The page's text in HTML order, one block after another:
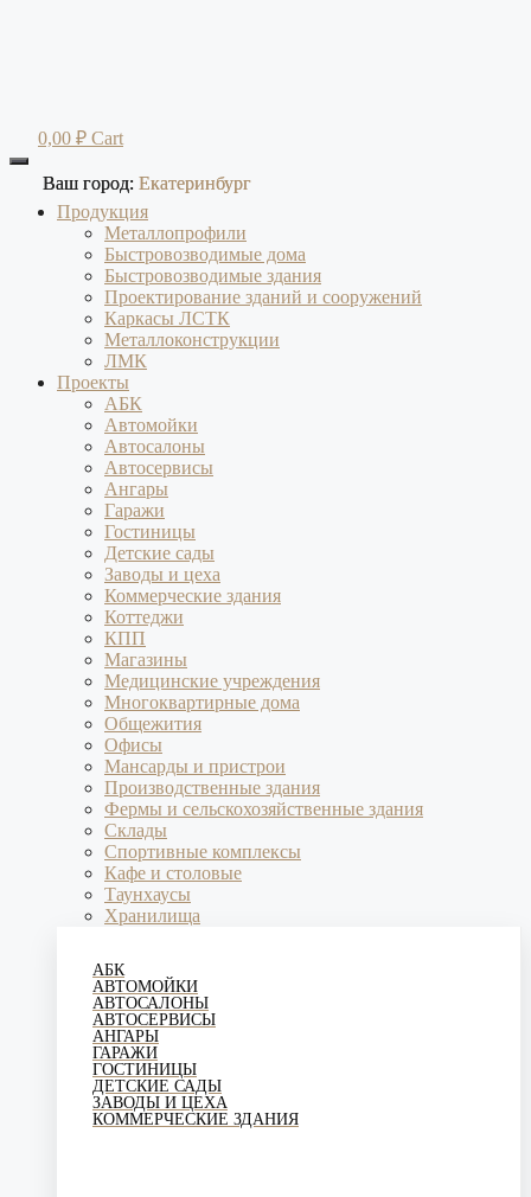
0,00 ₽ Cart
Продукция
Металлопрофили
Быстровозводимые дома
Быстровозводимые здания
Проектирование зданий и сооружений
Каркасы ЛСТК
Металлоконструкции
ЛМК
Проекты
АБК
Автомойки
Автосалоны
Автосервисы
Ангары
Гаражи
Гостиницы
Детские сады
Заводы и цеха
Коммерческие здания
Коттеджи
КПП
Магазины
Медицинские учреждения
Многоквартирные дома
Общежития
Офисы
Мансарды и пристрои
Производственные здания
Фермы и сельскохозяйственные здания
Склады
Спортивные комплексы
Кафе и столовые
Таунхаусы
Хранилища
АБК
АВТОМОЙКИ
АВТОСАЛОНЫ
АВТОСЕРВИСЫ
АНГАРЫ
ГАРАЖИ
ГОСТИНИЦЫ
ДЕТСКИЕ САДЫ
ЗАВОДЫ И ЦЕХА
КОММЕРЧЕСКИЕ ЗДАНИЯ
Ваш город: Екатеринбург
Ваш город: Екатеринбург